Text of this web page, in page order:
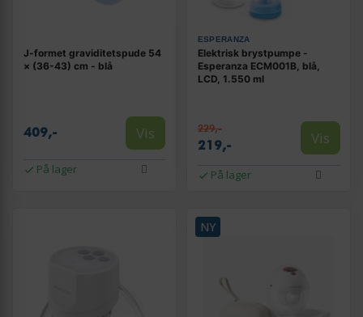
J-formet graviditetspude 54
× (36-43) cm - blå
409,- Vis
På lager
ESPERANZA
Elektrisk brystpumpe -
Esperanza ECM001B, blå,
LCD, 1.550 ml
229,-
219,- Vis
På lager
NY